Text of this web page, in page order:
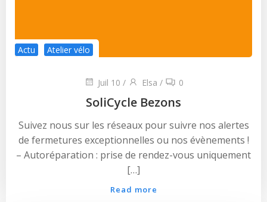
Actu Atelier vélo
Juil 10 / Elsa / 0
SoliCycle Bezons
Suivez nous sur les réseaux pour suivre nos alertes
de fermetures exceptionnelles ou nos évènements !
– Autoréparation : prise de rendez-vous uniquement
[…]
Read more